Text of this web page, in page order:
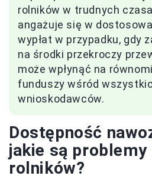
rolników w trudnych
angażuje się w
wypłat w przypadku, gdy
na środki przekroczy
może wpłynąć na
funduszy wśród
wnioskodawców.
Dostępność
jakie są
rolników?